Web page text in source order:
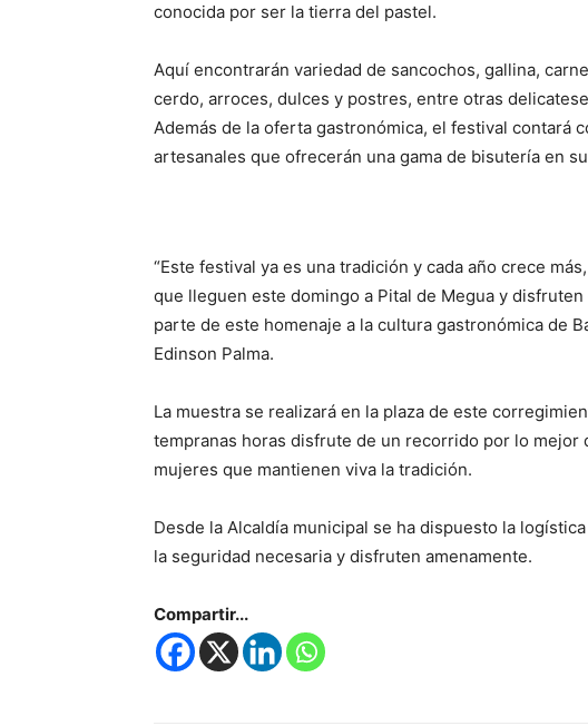
conocida por ser la tierra del pastel.
Aquí encontrarán variedad de sancochos, gallina,
cerdo, arroces, dulces y postres, entre otras
Además de la oferta gastronómica, el festival contará
artesanales que ofrecerán una gama de bisutería en
“Este festival ya es una tradición y cada año crece
que lleguen este domingo a Pital de Megua y
parte de este homenaje a la cultura gastronómica de
Edinson Palma.
La muestra se realizará en la plaza de este
tempranas horas disfrute de un recorrido por lo mejor
mujeres que mantienen viva la tradición.
Desde la Alcaldía municipal se ha dispuesto la
la seguridad necesaria y disfruten amenamente.
Compartir...